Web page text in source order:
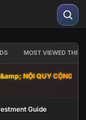
MOST VIEWED
NỘI QUY CỘNG
Guide